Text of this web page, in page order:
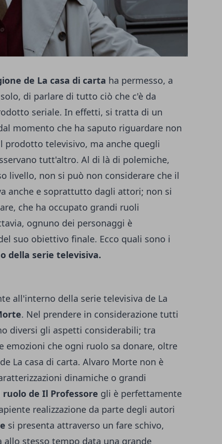
de La casa di carta ha permesso, a
di parlare di tutto ciò che c'è da
seriale. In effetti, si tratta di un
momento che ha saputo riguardare non
televisivo, ma anche quegli
tutt'altro. Al di là di polemiche,
livello, non si può non considerare che il
anche e soprattutto dagli attori; non si
che ha occupato grandi ruoli
ognuno dei personaggi è
suo obiettivo finale. Ecco quali sono i
della serie televisiva.
all'interno della serie televisiva de La
. Nel prendere in considerazione tutti
diversi gli aspetti considerabili; tra
emozioni che ogni ruolo sa donare, oltre
La casa di carta. Alvaro Morte non è
dinamiche o grandi
ruolo de Il Professore gli è perfettamente
realizzazione da parte degli autori
si presenta attraverso un fare schivo,
stesso tempo data una grande